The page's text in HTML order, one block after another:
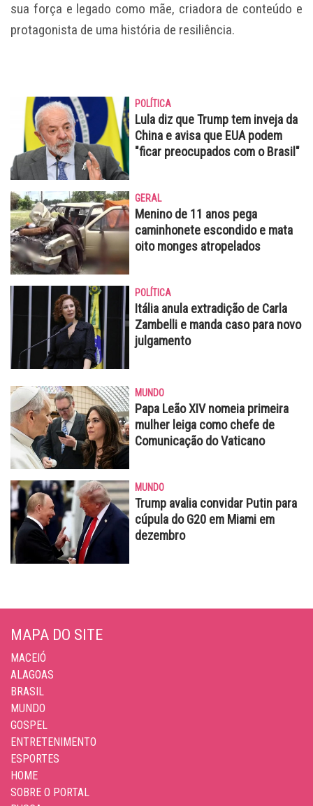
sua força e legado como mãe, criadora de conteúdo e
protagonista de uma história de resiliência.
POLÍTICA
Lula diz que Trump tem inveja da
China e avisa que EUA podem
"ficar preocupados com o Brasil"
GERAL
Menino de 11 anos pega
caminhonete escondido e mata
oito monges atropelados
POLÍTICA
Itália anula extradição de Carla
Zambelli e manda caso para novo
julgamento
MUNDO
Papa Leão XIV nomeia primeira
mulher leiga como chefe de
Comunicação do Vaticano
MUNDO
Trump avalia convidar Putin para
cúpula do G20 em Miami em
dezembro
MAPA DO SITE
MACEIÓ
ALAGOAS
BRASIL
MUNDO
GOSPEL
ENTRETENIMENTO
ESPORTES
HOME
SOBRE O PORTAL